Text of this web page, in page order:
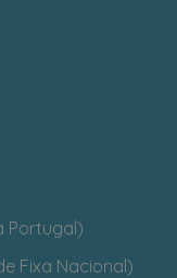
Portugal)
Fixa Nacional)